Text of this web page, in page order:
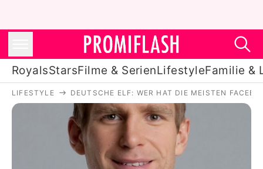
RoyalsStarsFilme & SerienLifestyleFamilie &
Royals
Stars
Filme & Serien
LIFESTYLE DEUTSCHE ELF: WER HAT DIE MEISTEN